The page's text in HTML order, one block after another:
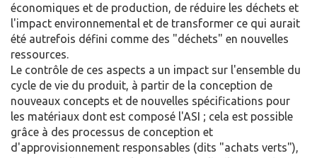
économiques et de production, de réduire les déchets et
l'impact environnemental et de transformer ce qui aurait
été autrefois défini comme des "déchets" en nouvelles
ressources.
Le contrôle de ces aspects a un impact sur l'ensemble du
cycle de vie du produit, à partir de la conception de
nouveaux concepts et de nouvelles spécifications pour
les matériaux dont est composé l'ASI ; cela est possible
grâce à des processus de conception et
d'approvisionnement responsables (dits "achats verts"),